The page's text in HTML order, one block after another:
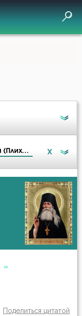
Варсонофий Оптинский (Плиханков) X
»
Поделиться цитатой